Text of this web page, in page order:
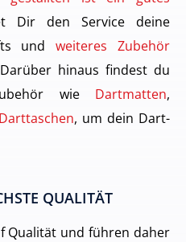
Dir den Service deine
undweiteres Zubehör
hinaus findest du
wie Dartmatten,
Darttaschen, um dein Dart-
QUALITÄT
Qualität und führen daher